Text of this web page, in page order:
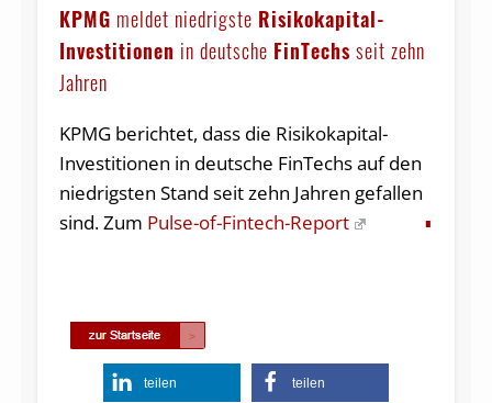
KPMG meldet niedrigste Risikokapital-
Investitionen in deutsche FinTechs seit zehn
Jahren
KPMG berichtet, dass die Risikokapital-
Investitionen in deutsche FinTechs auf den
niedrigsten Stand seit zehn Jahren gefallen
sind. Zum Pulse-of-Fintech-Report
teilen teilen